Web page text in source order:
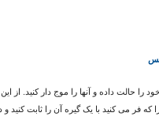
را حالت داده و آنها را موج دار کنید. از
فر می کنید با یک گیره آن را ثابت کنید و در